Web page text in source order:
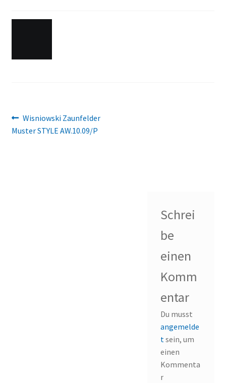
Beitragsnavigation
Vorheriger
Beitrag:
Wisniowski Zaunfelder
Muster STYLE AW.10.09/P
Schrei
be
einen
Komm
entar
Du musst
angemelde
tsein, um
einen
Kommenta
r